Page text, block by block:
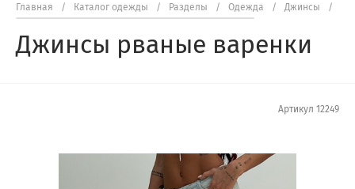
Главная / Каталог одежды / Разделы / Одежда / Джинсы /
Джинсы рваные варенки
Артикул 12249